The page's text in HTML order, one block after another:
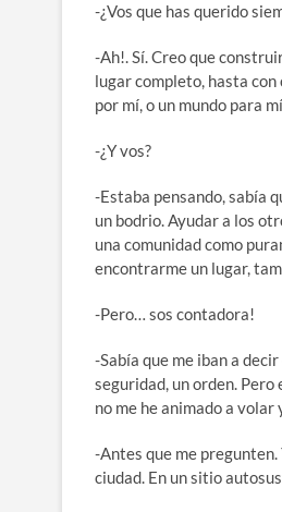
-¿Vos que has querido
-Ah!. Sí. Creo que
lugar completo, hasta
por mí, o un mundo para
-¿Y vos?
-Estaba pensando, sabía
un bodrio. Ayudar a los
una comunidad como
encontrarme un lugar,
-Pero… sos contadora!
-Sabía que me iban a
seguridad, un orden.
no me he animado a
-Antes que me
ciudad. En un sitio